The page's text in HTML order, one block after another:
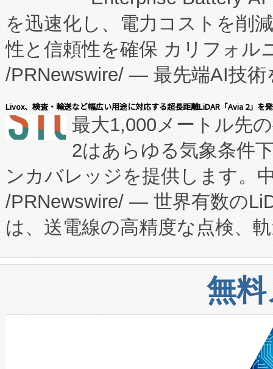
従来のフェッドバッチ施設の
に、患者やサプライチェーン
キー方式で拡張性が高く、持
す。FCCM‑を活用した現地生
患者にとっての費用負担を大
のアクセスを大幅に拡大する
Fully-Connected Continuous
プログラムには、施設設計・
に関する技術移転および知的
構造化トレーニングカリキュ
上げおよび商用化段階におけ
設備整備および立ち上げ調整
加組織は、Enzeneのバイオ
選定された製品について、自
を迅速化し、電力コストを削
性と信頼性を確保 カリフォル
/PRNewswire/ — 最先端AI技術
会社エーアイ・アンド：本社
President原信平）と、エンタ
ードするVoltaiqは、日本にあ
ーエネルギー貯蔵システム（
た。 Voltaiq独自のAI搭載プラ
定、統合、導入、運用に至る
安全性を追跡し、確保する事
増加しているデータセンター
る電力網に大きな負担をかけ
事業者の負担軽減という課題
系統連系を迅速にし、ピーク
Livox、検査・輸送など幅広い用途に対応する超長距離LiDAR「Avia 2」を
最大1,000メートル先
2はあらゆる気象条件
ンカバレッジを提供します。
/PRNewswire/ — 世界有数の
は、送電線の高精度な点検、
や穀物倉庫におけるバルク材
リューション「Avia 2」を発
したAvia 2は、1,000メート
狭視野のFOVを切り替えるこ
ケーブル、枝などの細かな対
無